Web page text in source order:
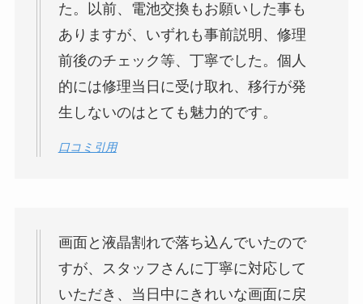
た。以前、電池交換もお願いした事も
ありますが、いずれも事前説明、修理
前後のチェック等、丁寧でした。個人
的には修理当日に受け取れ、移行が発
生しないのはとても魅力的です。
口コミ引用
画面と液晶割れで落ち込んでいたので
すが、スタッフさんに丁寧に対応して
いただき、当日中にきれいな画面に戻